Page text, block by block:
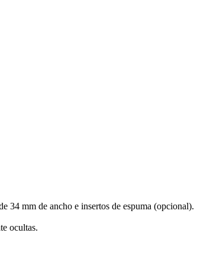
34 mm de ancho e insertos de espuma (opcional).
ocultas.